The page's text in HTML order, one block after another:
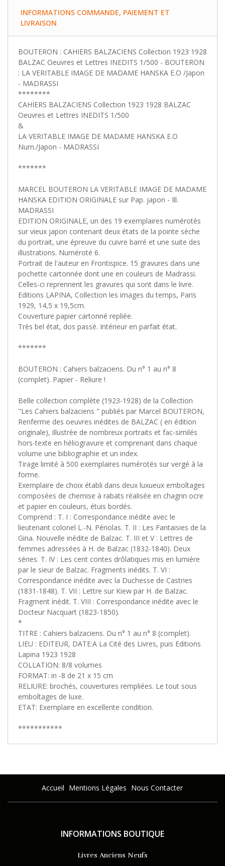
INFORMATIONS COMMANDE, PAIEMENT ET
LIVRAISON
BOUTERON : CAHIERS BALZACIENS Collection 1923 1928
BALZAC Oeuvres et Lettres INEDITS 1/500 - BOUTERON
: LA VERITABLE IMAGE DE MADAME HANSKA E.O /Japon
- MADRASSI
********
CAHIERS BALZACIENS Collection 1923 1928 BALZAC
Oeuvres et Lettres INEDITS 1/500
&
LA VERITABLE IMAGE DE MADAME HANSKA E.O
Num./Japon - MADRASSI
*******
MARCEL BOUTERON LA VERITABLE IMAGE DE MADAME
HANSKA EDITION ORIGINALE sur Pap. japon - Ill.
MADRASSI
EDITION ORIGINALE, un des 19 exemplaires numérotés
sur vieux japon contenant deux états de la pointe sèche
du portrait, une épreuve du cuivre barré et une suite des
illustrations. Numéroté 6.
Portrait de l'auteur en Frontispice. 15 gravures dans une
pochette cartonnée dont une en couleurs de Madrassi.
Celles-ci reprennent les gravures qui sont dans le livre.
Editions LAPINA, Collection les images du temps, Paris
1929, 14,5 x 19,5cm.
Couverture papier cartonné repliée.
Très bel état, dos passé. Intérieur en parfait état.
*******
BOUTERON : Cahiers balzaciens. Du n° 1 au n° 8
(complet).‎ Papier - Reliure !
Belle collection complète (1923-1928) de la Collection
"Les Cahiers balzaciens " publiés par Marcel BOUTERON,
Renferme des oeuvres inédites de BALZAC ( en édition
originale), illustrée de nombreux portraits et fac-similés
hors-texte en héliogravure et comprenant dans chaque
volume une bibliographie et un index.
Tirage limité à 500 exemplaires numérotés sur vergé à la
forme.
Exemplaire de choix établi dans deux luxueux emboîtages
composées de chemise à rabats réalisée en chagrin ocre
et papier en couleurs, étuis bordés.
Comprend : T. I : Correspondance inédite avec le
lieutenant colonel L.-N. Périolas. T. II : Les Fantaisies de la
Gina. Nouvelle inédite de Balzac. T. III et V : Lettres de
femmes adressées à H. de Balzac (1832-1840). Deux
séries. T. IV : Les cent contes drôlatiques mis en lumière
par le sieur de Balzac. Fragments inédits. T. VI :
Correspondance inédite avec la Duchesse de Castries
(1831-1848). T. VII : Lettre sur Kiew par H. de Balzac.
Fragment inédit. T. VIII : Correspondance inédite avec le
Docteur Nacquart (1823-1850).‎
*
TITRE : Cahiers balzaciens. Du n° 1 au n° 8 (complet).‎
LIEU : EDITEUR, DATE:A La Cité des Livres, puis Editions
Lapina 1923 1928
COLLATION: 8/8 volumes
FORMAT: in -8 de 21 x 15 cm
RELIURE: brochés, couvertures rempliées. Le tout sous
emboîtages de luxe.
ETAT: Exemplaire en excellente condition.
***********
Accueil Mentions Légales Nous Contacter
INFORMATIONS BOUTIQUE
Livres Anciens Neufs